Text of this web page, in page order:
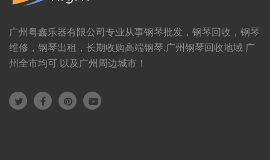
广州粤鑫乐器有限公司专业从事钢琴批发，钢琴回收，钢琴
维修，钢琴出租，长期收购高端钢琴.广州钢琴回收地域 广
州全市均可 以及广州周边城市！